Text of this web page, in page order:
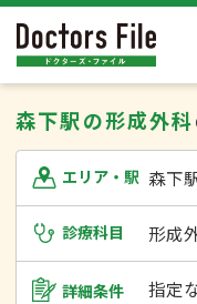
森下駅の形成外科
エリア・駅 森下
診療科目 形成
詳細条件 指定